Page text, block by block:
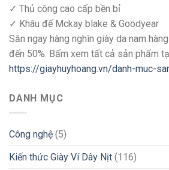
✓ Thủ công cao cấp bền bỉ
✓ Khâu đế Mckay blake & Goodyear
Săn ngay hàng nghìn giày da nam
đến 50%. Bấm xem tất cả sản phẩm
https://giayhuyhoang.vn/danh-muc-
DANH MỤC
Công nghệ (5)
Kiến thức Giày Ví Dây Nịt (116)